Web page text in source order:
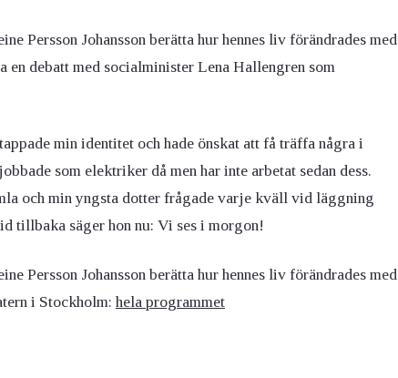
Persson Johansson berätta hur hennes liv förändrades med
en debatt med socialminister Lena Hallengren som
min identitet och hade önskat att få träffa några i
som elektriker då men har inte arbetat sedan dess.
och min yngsta dotter frågade varje kväll vid läggning
tillbaka säger hon nu: Vi ses i morgon!
Persson Johansson berätta hur hennes liv förändrades med
i Stockholm: hela programmet